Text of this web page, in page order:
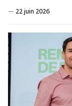
— 22 juin 2026